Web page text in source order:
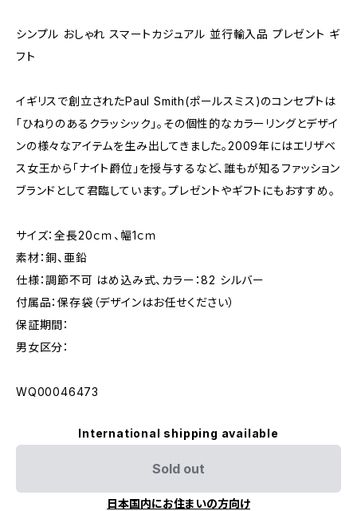
シンプル おしゃれ スマートカジュアル 並行輸入品 プレゼント ギ
フト
イギリスで創立されたPaul Smith(ポールスミス)のコンセプトは
「ひねりのあるクラッシック」。その個性的なカラーリングとデザイ
ンの様々なアイテムを生み出してきました。2009年にはエリザベ
ス女王から「ナイト爵位」を授与するなど、誰もが知るファッション
ブランドとして君臨しています。プレゼントやギフトにもおすすめ。
サイズ：全長20ｃｍ、幅1ｃｍ
素材：銅、亜鉛
仕様：調節不可 はめ込み式、カラー：82 シルバー
付属品：保存袋（デザインはお任せください）
保証期間：
男女区分：
WQ00046473
International shipping available
Sold out
日本国内にお住まいの方向け